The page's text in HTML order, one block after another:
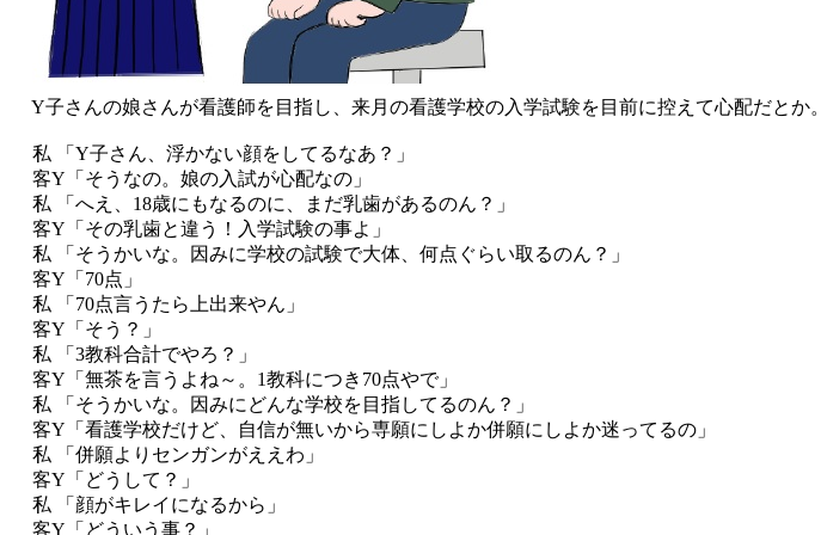
Y子さんの娘さんが看護師を目指し、来月の看護学校の入学試験を目前に控えて心配だとか。
私 「Y子さん、浮かない顔をしてるなあ？」
客Y「そうなの。娘の入試が心配なの」
私 「へえ、18歳にもなるのに、まだ乳歯があるのん？」
客Y「その乳歯と違う！入学試験の事よ」
私 「そうかいな。因みに学校の試験で大体、何点ぐらい取るのん？」
客Y「70点」
私 「70点言うたら上出来やん」
客Y「そう？」
私 「3教科合計でやろ？」
客Y「無茶を言うよね～。1教科につき70点やで」
私 「そうかいな。因みにどんな学校を目指してるのん？」
客Y「看護学校だけど、自信が無いから専願にしよか併願にしよか迷ってるの」
私 「併願よりセンガンがええわ」
客Y「どうして？」
私 「顔がキレイになるから」
客Y「どういう事？」